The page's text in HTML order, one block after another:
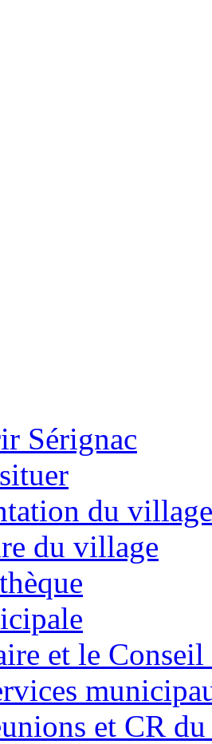
Sérignac
du village
du village
et le
et CR